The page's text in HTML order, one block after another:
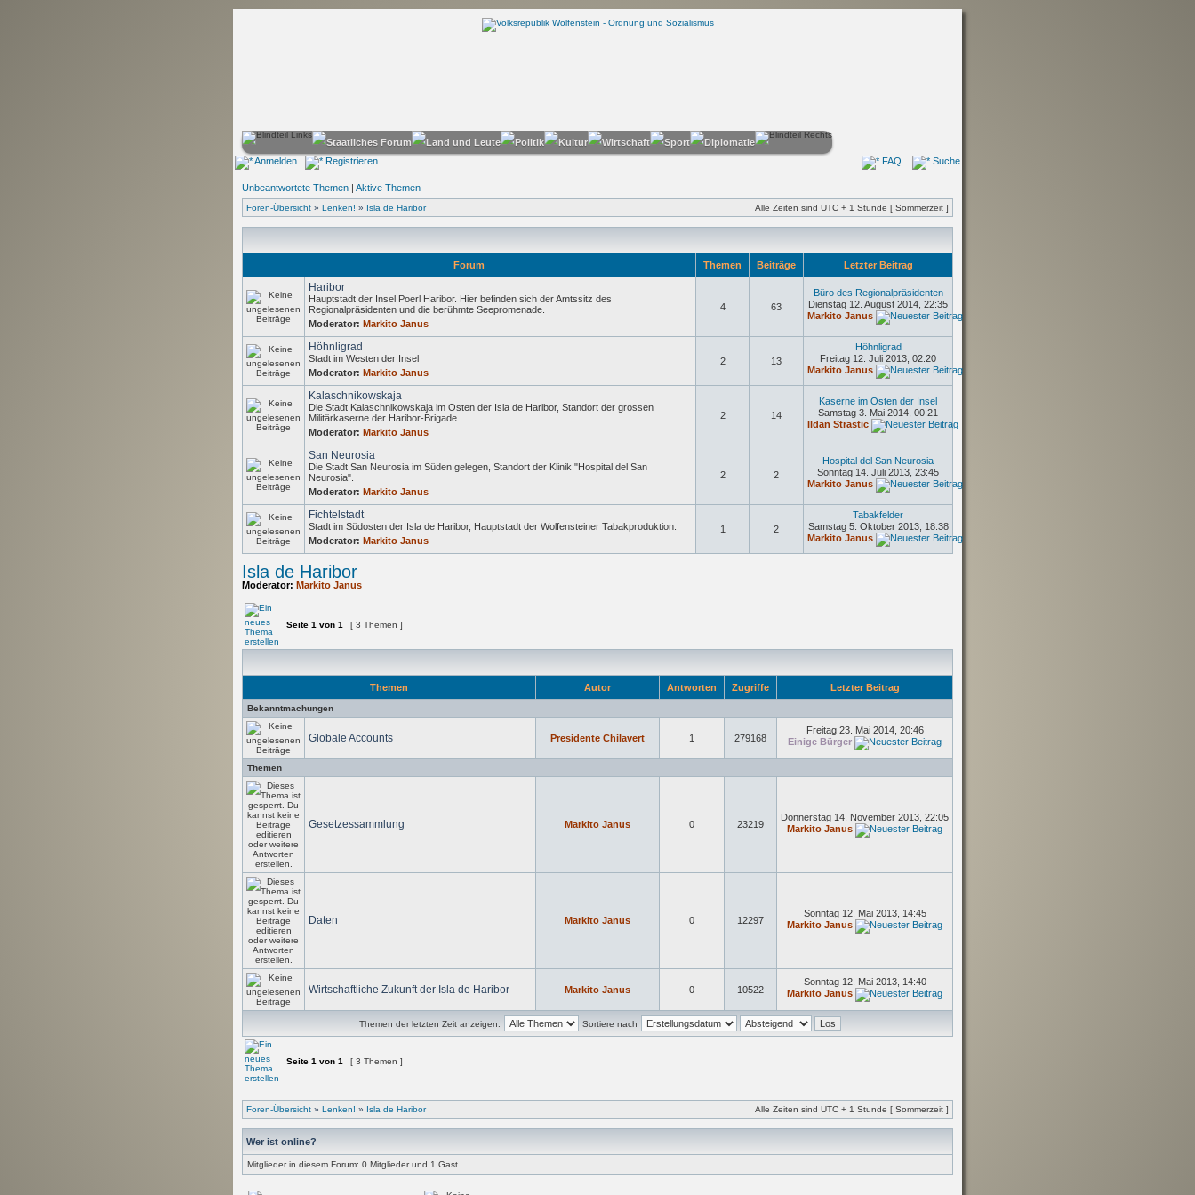
Anmelden Registrieren FAQ Suche
Unbeantwortete Themen | Aktive Themen
Foren-Übersicht » Lenken! » Isla de Haribor Alle Zeiten sind UTC + 1 Stunde [ Sommerzeit ]
Forum Themen Beiträge Letzter Beitrag
Haribor
Hauptstadt der Insel Poerl Haribor. Hier befinden sich der Amtssitz des
Regionalpräsidenten und die berühmte Seepromenade.
Moderator: Markito Janus
4 63
Büro des Regionalpräsidenten
Dienstag 12. August 2014, 22:35
Markito Janus
Höhnligrad
Stadt im Westen der Insel
Moderator: Markito Janus
2 13
Höhnligrad
Freitag 12. Juli 2013, 02:20
Markito Janus
Kalaschnikowskaja
Die Stadt Kalaschnikowskaja im Osten der Isla de Haribor, Standort der grossen
Militärkaserne der Haribor-Brigade.
Moderator: Markito Janus
2 14
Kaserne im Osten der Insel
Samstag 3. Mai 2014, 00:21
Ildan Strastic
San Neurosia
Die Stadt San Neurosia im Süden gelegen, Standort der Klinik "Hospital del San
Neurosia".
Moderator: Markito Janus
2 2
Hospital del San Neurosia
Sonntag 14. Juli 2013, 23:45
Markito Janus
Fichtelstadt
Stadt im Südosten der Isla de Haribor, Hauptstadt der Wolfensteiner Tabakproduktion.
Moderator: Markito Janus
1 2
Tabakfelder
Samstag 5. Oktober 2013, 18:38
Markito Janus
Isla de Haribor
Moderator: Markito Janus
Seite 1 von 1 [ 3 Themen ]
Themen Autor Antworten Zugriffe Letzter Beitrag
Bekanntmachungen
Globale Accounts Presidente Chilavert 1 279168
Freitag 23. Mai 2014, 20:46
Einige Bürger
Themen
Gesetzessammlung Markito Janus 0 23219
Donnerstag 14. November 2013, 22:05
Markito Janus
Daten Markito Janus 0 12297
Sonntag 12. Mai 2013, 14:45
Markito Janus
Wirtschaftliche Zukunft der Isla de Haribor Markito Janus 0 10522
Sonntag 12. Mai 2013, 14:40
Markito Janus
Themen der letzten Zeit anzeigen: Sortiere nach
Seite 1 von 1 [ 3 Themen ]
Foren-Übersicht » Lenken! » Isla de Haribor Alle Zeiten sind UTC + 1 Stunde [ Sommerzeit ]
Wer ist online?
Mitglieder in diesem Forum: 0 Mitglieder und 1 Gast